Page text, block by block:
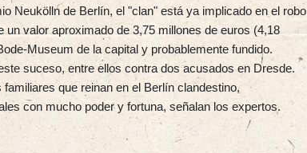
Neukölln de Berlín, el "clan" está ya implicado en el robo
un valor aproximado de 3,75 millones de euros (4,18
Museum de la capital y probablemente fundido.
suceso, entre ellos contra dos acusados en Dresde.
que reinan en el Berlín clandestino,
con mucho poder y fortuna, señalan los expertos.